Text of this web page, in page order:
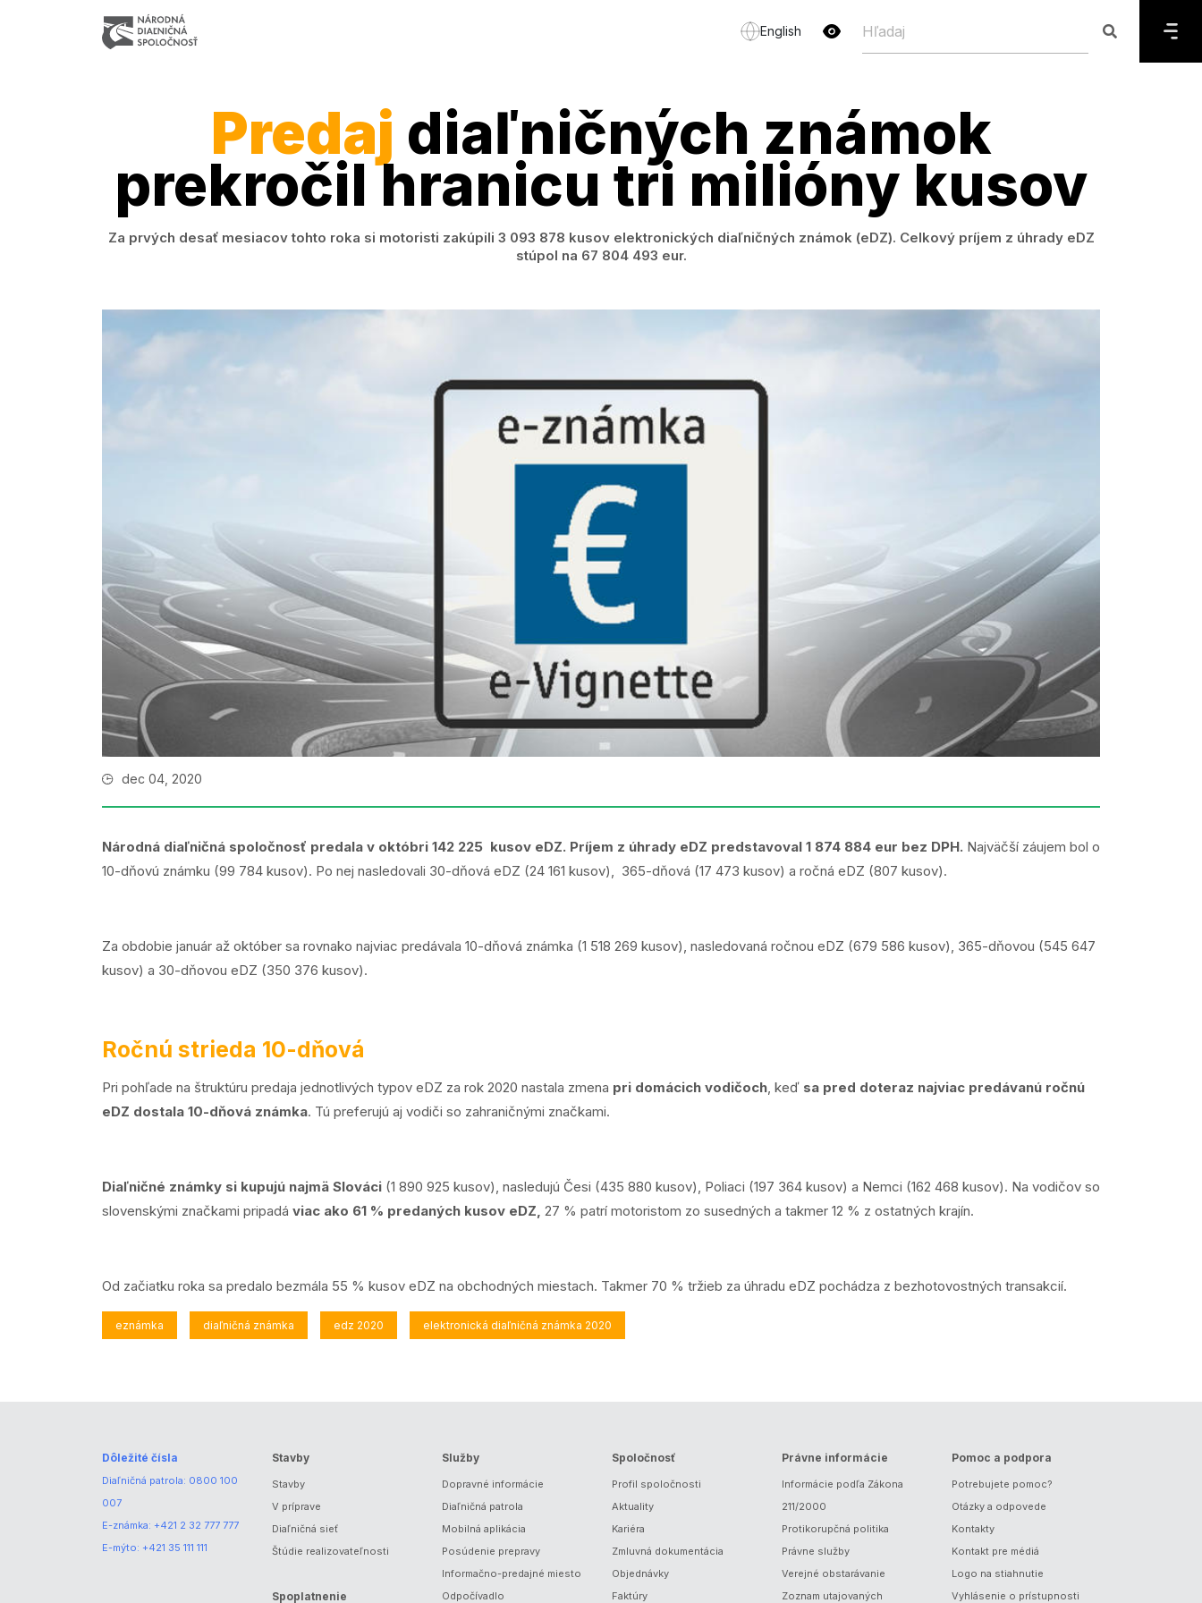
English
Predaj diaľničných známok
prekročil hranicu tri milióny kusov
Za prvých desať mesiacov tohto roka si motoristi zakúpili 3 093 878 kusov elektronických diaľničných známok (eDZ). Celkový príjem z úhrady eDZ
stúpol na 67 804 493 eur.
dec 04, 2020
Národná diaľničná spoločnosť predala v októbri 142 225 kusov eDZ. Príjem z úhrady eDZ predstavoval 1 874 884 eur bez DPH. Najväčší záujem bol o
10-dňovú známku (99 784 kusov). Po nej nasledovali 30-dňová eDZ (24 161 kusov), 365-dňová (17 473 kusov) a ročná eDZ (807 kusov).
Za obdobie január až október sa rovnako najviac predávala 10-dňová známka (1 518 269 kusov), nasledovaná ročnou eDZ (679 586 kusov), 365-dňovou (545 647
kusov) a 30-dňovou eDZ (350 376 kusov).
Ročnú strieda 10-dňová
Pri pohľade na štruktúru predaja jednotlivých typov eDZ za rok 2020 nastala zmena pri domácich vodičoch, keď sa pred doteraz najviac predávanú ročnú
eDZ dostala 10-dňová známka. Tú preferujú aj vodiči so zahraničnými značkami.
Diaľničné známky si kupujú najmä Slováci (1 890 925 kusov), nasledujú Česi (435 880 kusov), Poliaci (197 364 kusov) a Nemci (162 468 kusov). Na vodičov so
slovenskými značkami pripadá viac ako 61 % predaných kusov eDZ, 27 % patrí motoristom zo susedných a takmer 12 % z ostatných krajín.
Od začiatku roka sa predalo bezmála 55 % kusov eDZ na obchodných miestach. Takmer 70 % tržieb za úhradu eDZ pochádza z bezhotovostných transakcií.
eznámka diaľničná známka edz 2020 elektronická diaľničná známka 2020
Dôležité čísla
Diaľničná patrola: 0800 100
007
E-známka: +421 2 32 777 777
E-mýto: +421 35 111 111
Stavby
Stavby
V príprave
Diaľničná sieť
Štúdie realizovateľnosti
Spoplatnenie
Služby
Dopravné informácie
Diaľničná patrola
Mobilná aplikácia
Posúdenie prepravy
Informačno-predajné miesto
Odpočívadlo
Spoločnosť
Profil spoločnosti
Aktuality
Kariéra
Zmluvná dokumentácia
Objednávky
Faktúry
Právne informácie
Informácie podľa Zákona
211/2000
Protikorupčná politika
Právne služby
Verejné obstarávanie
Zoznam utajovaných
Pomoc a podpora
Potrebujete pomoc?
Otázky a odpovede
Kontakty
Kontakt pre médiá
Logo na stiahnutie
Vyhlásenie o prístupnosti